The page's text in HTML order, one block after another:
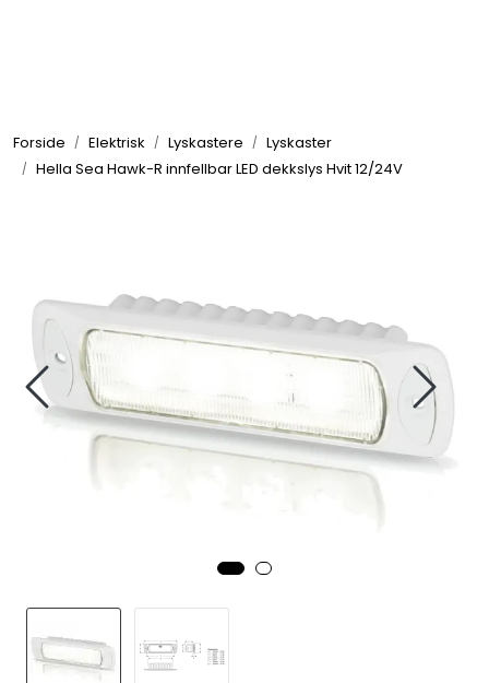
Forside Elektrisk Lyskastere
Lyskaster
Hella Sea Hawk-R innfellbar LED dekkslys Hvit 12/24V
Elektrisk
Komfort
VVS
Motor/Styring